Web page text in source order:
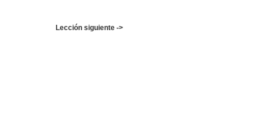
Lección siguiente ->